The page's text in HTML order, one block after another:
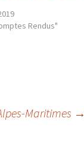
Rendus"
Maritimes →